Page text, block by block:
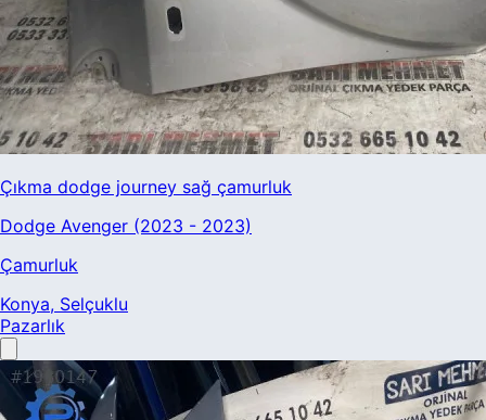
Çıkma dodge journey sağ çamurluk
Dodge Avenger (2023 - 2023)
Çamurluk
Konya, Selçuklu
Pazarlık